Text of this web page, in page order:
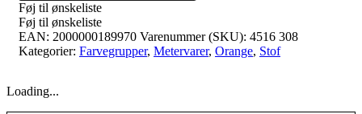
Føj til ønskeliste
Føj til ønskeliste
EAN: 2000000189970 Varenummer (SKU): 4516 308
Kategorier: Farvegrupper, Metervarer, Orange, Stof
Loading...